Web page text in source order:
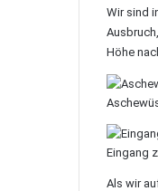
Wir sind
Höhe
Eingang
Als wir